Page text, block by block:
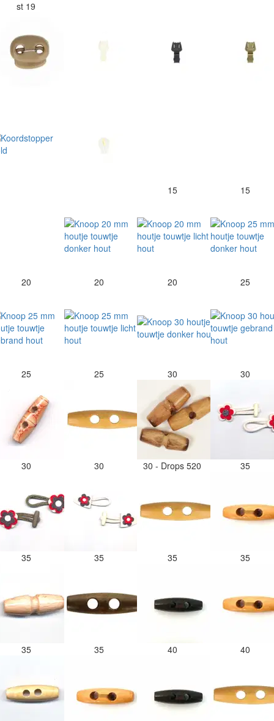
st 19
15 15
20 20 20 25
25 25 30 30
30 30 30 - Drops 520 35
35 35 35 35
35 35 40 40